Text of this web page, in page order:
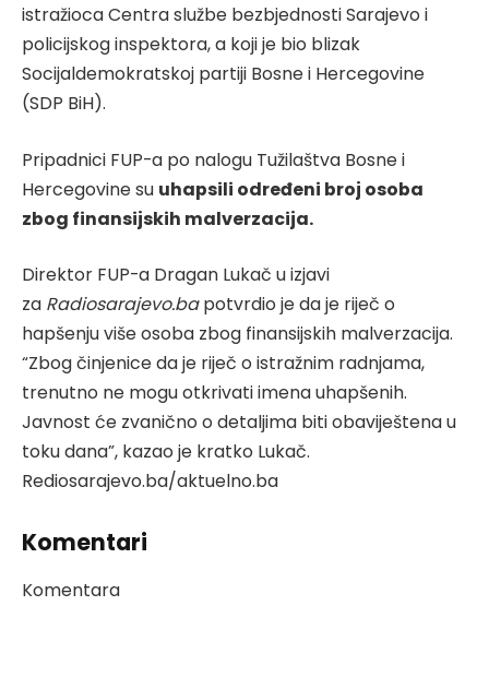
istražioca Centra službe bezbjednosti Sarajevo i
policijskog inspektora, a koji je bio blizak
Socijaldemokratskoj partiji Bosne i Hercegovine
(SDP BiH).
Pripadnici FUP-a po nalogu Tužilaštva Bosne i
Hercegovine su uhapsili određeni broj osoba
zbog finansijskih malverzacija.
Direktor FUP-a Dragan Lukač u izjavi
za Radiosarajevo.bapotvrdio je da je riječ o
hapšenju više osoba zbog finansijskih malverzacija.
“Zbog činjenice da je riječ o istražnim radnjama,
trenutno ne mogu otkrivati imena uhapšenih.
Javnost će zvanično o detaljima biti obaviještena u
toku dana”, kazao je kratko Lukač.
Rediosarajevo.ba/aktuelno.ba
Komentari
Komentara